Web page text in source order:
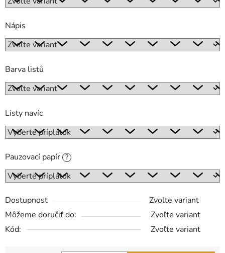
Nápis
Barva listů
Listy navíc
Pauzovací papír ?
Dostupnosť
Zvoľte variant
Môžeme doručiť do:
Zvoľte variant
Kód:
Zvoľte variant